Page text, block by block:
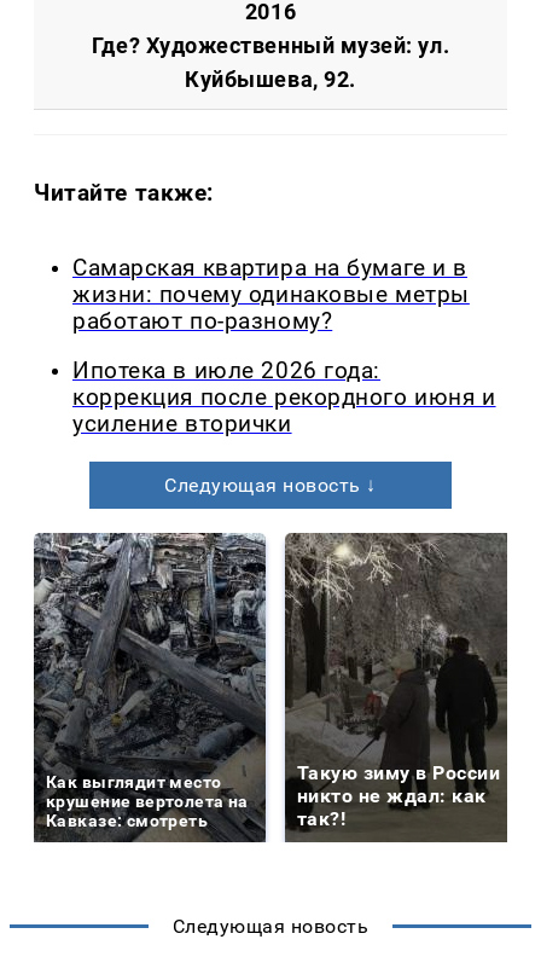
2016
Где? Художественный музей: ул.
Куйбышева, 92.
Читайте также:
Самарская квартира на бумаге и в
жизни: почему одинаковые метры
работают по-разному?
Ипотека в июле 2026 года:
коррекция после рекордного июня и
усиление вторички
Следующая новость ↓
Как выглядит место
крушение вертолета на
Кавказе: смотреть
Такую зиму в России
никто не ждал: как
так?!
Следующая новость